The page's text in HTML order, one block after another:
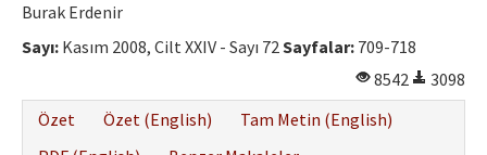
Burak Erdenir
Sayı: Kasım 2008, Cilt XXIV - Sayı 72Sayfalar: 709-718
8542
3098
Özet
Özet (English)
Tam Metin (English)